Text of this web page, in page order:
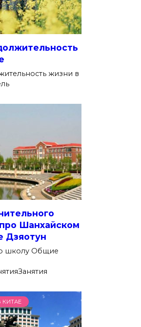
жизни в
Шанхайском
Дзяотун
школу Общие
КИТАЕ